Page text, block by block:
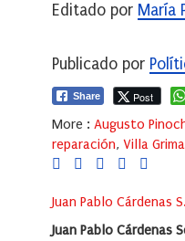
Editado por María
Publicado por
Share Post
More : Augusto
reparación, Villa
Juan Pablo Cárdenas S.
Juan Pablo Cárdenas